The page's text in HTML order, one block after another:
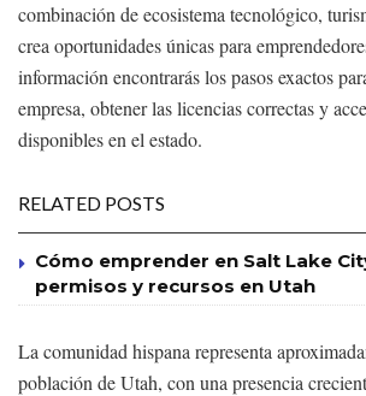
combinación de ecosistema tecnológico,
crea oportunidades únicas para
información encontrarás los pasos exactos
empresa, obtener las licencias correctas y
disponibles en el estado.
RELATED POSTS
Cómo emprender en Salt Lake
permisos y recursos en Utah
La comunidad hispana representa
población de Utah, con una presencia